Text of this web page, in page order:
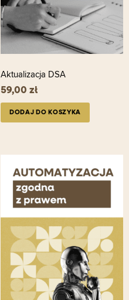
Aktualizacja DSA
59,00 zł
DODAJ DO KOSZYKA